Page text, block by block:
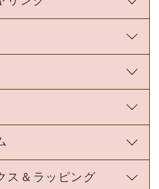
ス＆ラッピング